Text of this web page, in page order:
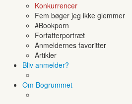
Konkurrencer
Fem bøger jeg ikke glemmer
#Bookporn
Forfatterportræt
Anmeldernes favoritter
Artikler
Bliv anmelder?
Om Bogrummet